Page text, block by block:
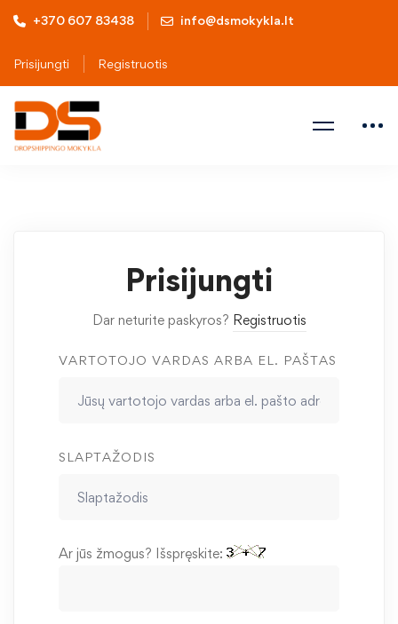
+370 607 83438 info@dsmokykla.lt
Prisijungti Registruotis
Prisijungti
Dar neturite paskyros? Registruotis
VARTOTOJO VARDAS ARBA EL. PAŠTAS
SLAPTAŽODIS
Ar jūs žmogus? Išspręskite: